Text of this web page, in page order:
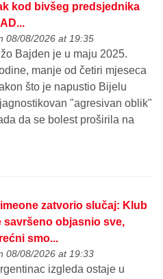
kod bivšeg predsjednika
08/08/2026 at 19:35
Bajden je u maju 2025.
manje od četiri mjeseca
što je napustio Bijelu
"agresivan oblik"
da se bolest proširila na
zatvorio slučaj: Klub
savršeno objasnio sve,
smo...
08/08/2026 at 19:33
izgleda ostaje u